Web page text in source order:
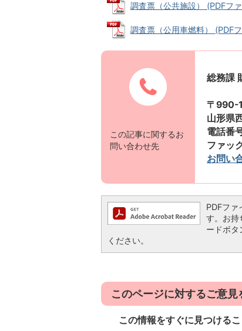
調査票（公共施設） (PDFフ
調査票（公用車燃料） (PDF
この記事に関するお
問い合わせ先
総務課
〒990-
山形県
電話番
ファッ
お問い
PDFフ
す。お
ードボタ
ください。
このページに対するご意見
この情報をすぐに見つける